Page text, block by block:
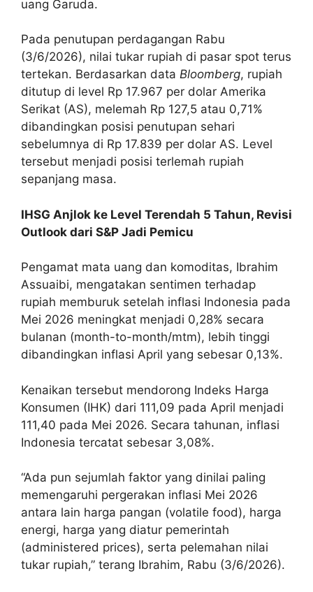
uang Garuda.
Pada penutupan perdagangan Rabu
(3/6/2026), nilai tukar rupiah di pasar spot terus
tertekan. Berdasarkan data Bloomberg, rupiah
ditutup di level Rp 17.967 per dolar Amerika
Serikat (AS), melemah Rp 127,5 atau 0,71%
dibandingkan posisi penutupan sehari
sebelumnya di Rp 17.839 per dolar AS. Level
tersebut menjadi posisi terlemah rupiah
sepanjang masa.
IHSG Anjlok ke Level Terendah 5 Tahun, Revisi
Outlook dari S&P Jadi Pemicu
Pengamat mata uang dan komoditas, Ibrahim
Assuaibi, mengatakan sentimen terhadap
rupiah memburuk setelah inflasi Indonesia pada
Mei 2026 meningkat menjadi 0,28% secara
bulanan (month-to-month/mtm), lebih tinggi
dibandingkan inflasi April yang sebesar 0,13%.
Kenaikan tersebut mendorong Indeks Harga
Konsumen (IHK) dari 111,09 pada April menjadi
111,40 pada Mei 2026. Secara tahunan, inflasi
Indonesia tercatat sebesar 3,08%.
“Ada pun sejumlah faktor yang dinilai paling
memengaruhi pergerakan inflasi Mei 2026
antara lain harga pangan (volatile food), harga
energi, harga yang diatur pemerintah
(administered prices), serta pelemahan nilai
tukar rupiah,” terang Ibrahim, Rabu (3/6/2026).